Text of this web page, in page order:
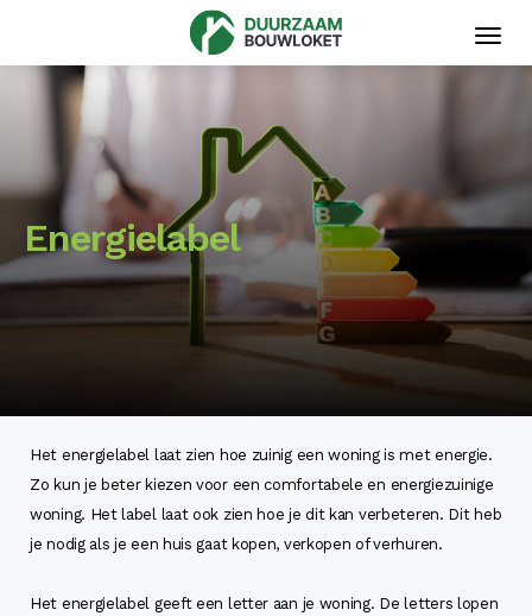
Energielabel
Het energielabel laat zien hoe zuinig een woning is met energie.
Zo kun je beter kiezen voor een comfortabele en energiezuinige
woning. Het label laat ook zien hoe je dit kan verbeteren. Dit heb
je nodig als je een huis gaat kopen, verkopen of verhuren.
Het energielabel geeft een letter aan je woning. De letters lopen